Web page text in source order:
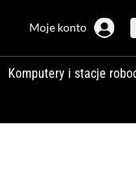
Moje konto
Komputery i stacje